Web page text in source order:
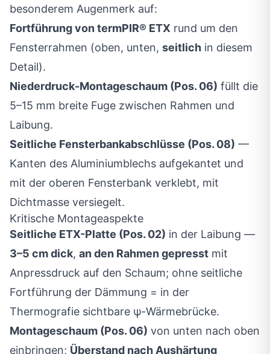
besonderem Augenmerk auf:
Fortführung von termPIR® ETX rund um den
Fensterrahmen (oben, unten, seitlich in diesem
Detail).
Niederdruck-Montageschaum (Pos. 06) füllt die
5–15 mm breite Fuge zwischen Rahmen und
Laibung.
Seitliche Fensterbankabschlüsse (Pos. 08) —
Kanten des Aluminiumblechs aufgekantet und
mit der oberen Fensterbank verklebt, mit
Dichtmasse versiegelt.
Kritische Montageaspekte
Seitliche ETX-Platte (Pos. 02) in der Laibung —
3–5 cm dick, an den Rahmen gepresst mit
Anpressdruck auf den Schaum; ohne seitliche
Fortführung der Dämmung = in der
Thermografie sichtbare ψ-Wärmebrücke.
Montageschaum (Pos. 06) von unten nach oben
einbringen; Überstand nach Aushärtung